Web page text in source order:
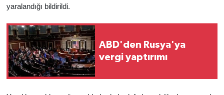
yaralandığı bildirildi.
ABD'den Rusya'ya
vergi yaptırımı